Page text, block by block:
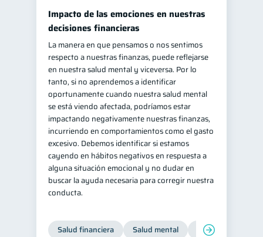
Seguridad financiera
Salud financiera 12
Productos financieros 11
Organización Financiera 10
Deudas 10
Entidad financiera 8
Préstamos 8 Ahorro 8
Tarjeta de crédito 6
Historial crediticio
Ciberseguridad
Derechos & Deberes 4
Impacto de las emociones en nuestras
decisiones financieras
La manera en que pensamos o nos sentimos
respecto a nuestras finanzas, puede reflejarse
en nuestra salud mental y viceversa. Por lo
tanto, si no aprendemos a identificar
oportunamente cuando nuestra salud mental
se está viendo afectada, podríamos estar
impactando negativamente nuestras finanzas,
incurriendo en comportamientos como el gasto
excesivo. Debemos identificar si estamos
cayendo en hábitos negativos en respuesta a
alguna situación emocional y no dudar en
buscar la ayuda necesaria para corregir nuestra
conducta.
Salud financiera Salud mental Inclusión